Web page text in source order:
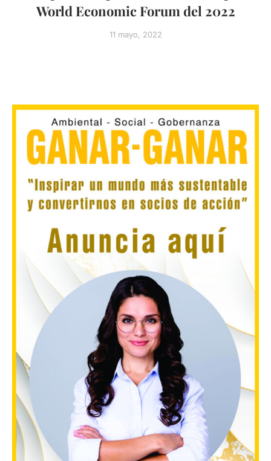
World Economic Forum del 2022
11 mayo, 2022